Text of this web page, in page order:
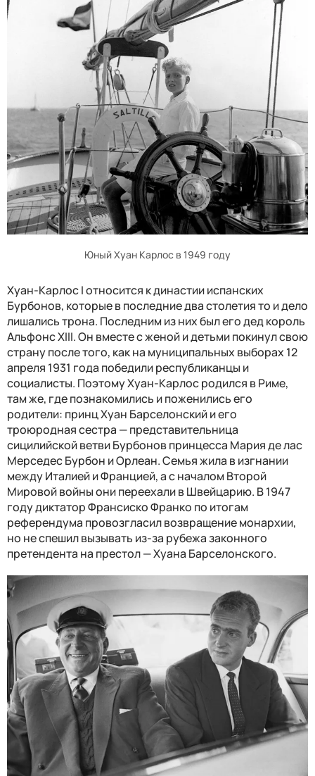
Юный Хуан Карлос в 1949 году
Хуан-Карлос I относится к династии испанских
Бурбонов, которые в последние два столетия то и дело
лишались трона. Последним из них был его дед король
АльфонсXIII. Он вместес женой и детьми покинул свою
страну после того, как на муниципальных выборах 12
апреля 1931 года победили республиканцы и
социалисты. Поэтому Хуан-Карлос родился в Риме,
там же, где познакомились и поженились его
родители: принц Хуан Барселонский и его
троюродная сестра — представительница
сицилийской ветви Бурбонов принцесса Мария де лас
Мерседес Бурбон и Орлеан. Семья жила в изгнании
между Италией и Францией, а с началом Второй
Мировой войны они переехали в Швейцарию. В 1947
году диктатор Франсиско Франко по итогам
референдума провозгласил возвращение монархии,
но не спешил вызывать из-за рубежа законного
претендента на престол — Хуана Барселонского.